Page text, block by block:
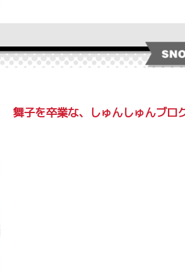
舞子を卒業な、しゅんしゅんブロ